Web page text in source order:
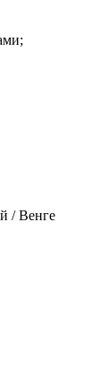
/ Венге